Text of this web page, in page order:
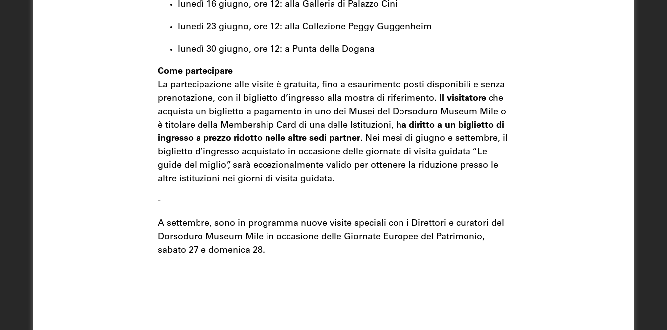
lunedì 16 giugno, ore 12: alla Galleria di Palazzo Cini
lunedì 23 giugno, ore 12: alla Collezione Peggy Guggenheim
lunedì 30 giugno, ore 12: a Punta della Dogana
Come partecipare
La partecipazione alle visite è gratuita, fino a esaurimento posti disponibili e senza
prenotazione, con il biglietto d’ingresso alla mostra di riferimento. Il visitatoreche
acquista un biglietto a pagamento in uno dei Musei del Dorsoduro Museum Mile o
è titolare della Membership Card di una delle Istituzioni, ha diritto a un biglietto di
ingresso a prezzo ridotto nelle altre sedi partner. Nei mesi di giugno e settembre, il
biglietto d’ingresso acquistato in occasione delle giornate di visita guidata “Le
guide del miglio”, sarà eccezionalmente valido per ottenere la riduzione presso le
altre istituzioni nei giorni di visita guidata.
-
A settembre, sono in programma nuove visite speciali con i Direttori e curatori del
Dorsoduro Museum Mile in occasione delle Giornate Europee del Patrimonio,
sabato 27 e domenica 28.